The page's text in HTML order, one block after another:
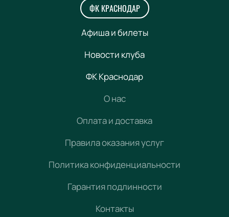
ФК КРАСНОДАР
Афиша и билеты
Новости клуба
ФК Краснодар
О нас
Оплата и доставка
Правила оказания услуг
Политика конфиденциальности
Гарантия подлинности
Контакты